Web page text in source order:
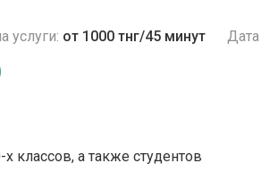
услуги: от 1000 тнг/45 минут Дата
классов, а также студентов